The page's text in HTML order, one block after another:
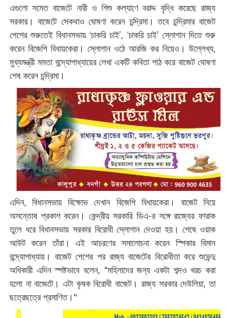
এগুলো সমেত বাজেটে নারী ও শিশু কল্যাণে বরাদ্দ বৃদ্ধি করেছে রাজ্য
সরকার। বাজেটে সেকথাও ঘোষণা করেন চন্দ্রিমা। তবে চন্দ্রিমার বাজেট
পেশের শুরুতেই বিধানসভায় ‘চাকরি চাই’, ‘চাকরি চাই’ স্লোগান দিতে শুরু
করেন বিজেপি বিধায়কেরা। স্লোগান ওঠে আরজি কর নিয়েও। উল্লেখ্য,
মুখ্যমন্ত্রী মমতা বন্দ্যোপাধ্যায়ের লেখা একটি কবিতা পাঠ করে বাজেট ঘোষণা
শেষ করেন চন্দ্রিমা।
এদিন, বিধানসভায় বিক্ষোভ দেখান বিজেপি বিধায়কেরা। বাজেট নিয়ে
অসন্তোষ প্রকাশ করেন। কেন্দ্রীয় সরকারি ডিএ-র সঙ্গে রাজ্যের ফারাক
তুলে ধরে বিধানসভায় সরকার বিরোধী স্লোগান দেওয়া হয়। শেষে ওয়াক
আউট করেন তাঁরা। এই আচরণের সমালোচনা করেন স্পিকার বিমান
বন্দ্যোপাধ্যায়। বাজেট পেশের পর রাজ্য বাজেটের বিরোধীতা করে শুভেন্দু
অধিকারী এদিন স্পষ্টভাবে বলেন, "মহিলাদের জন্য একটা শব্দও খরচ করা
হলো না বাজেটে। এটা কৃষক বিরোধী বাজেট। রাজ্য সরকার দেউলিয়া, তা
ছত্রেছত্রে প্রমাণিত।"‌